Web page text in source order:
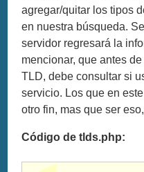
agregar/quitar los tipos
en nuestra búsqueda.
servidor regresará la
mencionar, que antes
TLD, debe consultar si
servicio. Los que en
otro fin, mas que ser
Código detlds.php: